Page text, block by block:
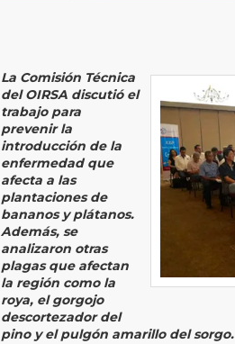
La Comisión Técnica
del OIRSA discutió el
trabajo para
prevenir la
introducción de la
enfermedad que
afecta a las
plantaciones de
bananos y plátanos.
Además, se
analizaron otras
plagas que afectan
la región como la
roya, el gorgojo
descortezador del
pino y el pulgón amarillo del sorgo.